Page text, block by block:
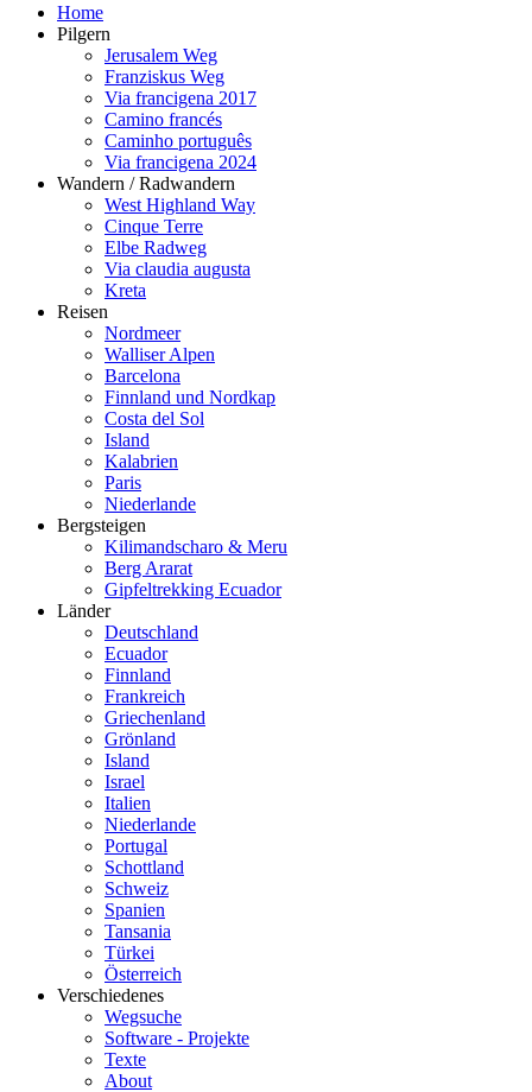
Home
Pilgern
Jerusalem Weg
Franziskus Weg
Via francigena 2017
Camino francés
Caminho português
Via francigena 2024
Wandern / Radwandern
West Highland Way
Cinque Terre
Elbe Radweg
Via claudia augusta
Kreta
Reisen
Nordmeer
Walliser Alpen
Barcelona
Finnland und Nordkap
Costa del Sol
Island
Kalabrien
Paris
Niederlande
Bergsteigen
Kilimandscharo & Meru
Berg Ararat
Gipfeltrekking Ecuador
Länder
Deutschland
Ecuador
Finnland
Frankreich
Griechenland
Grönland
Island
Israel
Italien
Niederlande
Portugal
Schottland
Schweiz
Spanien
Tansania
Türkei
Österreich
Verschiedenes
Wegsuche
Software - Projekte
Texte
About